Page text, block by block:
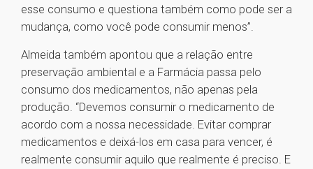
esse consumo e questiona também como pode ser a
mudança, como você pode consumir menos”.
Almeida também apontou que a relação entre
preservação ambiental e a Farmácia passa pelo
consumo dos medicamentos, não apenas pela
produção. “Devemos consumir o medicamento de
acordo com a nossa necessidade. Evitar comprar
medicamentos e deixá-los em casa para vencer, é
realmente consumir aquilo que realmente é preciso. E